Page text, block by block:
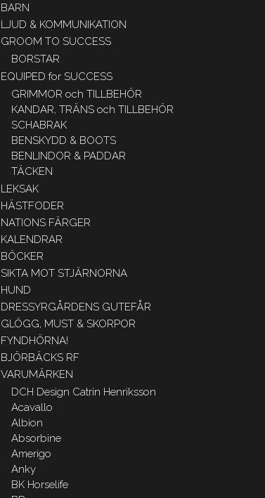
BARN
LJUD & KOMMUNIKATION
GROOM TO SUCCESS
BORSTAR
EQUIPED for SUCCESS
GRIMMOR och TILLBEHÖR
KANDAR, TRÄNS och TILLBEHÖR
SCHABRAK
BENSKYDD & BOOTS
BENLINDOR & PADDAR
TÄCKEN
LEKSAK
HÄSTFODER
NATIONS FÄRGER
KALENDRAR
BÖCKER
SIKTA MOT STJÄRNORNA
HUND
DRESSYRGÅRDENS GUTEFÅR
GLÖGG, MUST & SKORPOR
FYNDHÖRNA!
BJÖRBÄCKS RF
VARUMÄRKEN
DCH Design Catrin Henriksson
Acavallo
Albion
Absorbine
Amerigo
Anky
BK Horselife